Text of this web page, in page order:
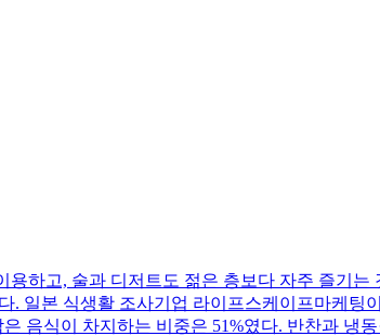
하고, 술과 디저트도 젊은 층보다 자주 즐기는
일본 식생활 조사기업 라이프스케이프마케팅
음식이 차지하는 비중은 51%였다. 반찬과 냉동